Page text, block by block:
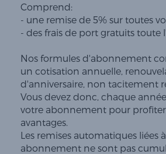
Comprend:
- une remise de 5% sur toutes
- des frais de port gratuits toute
Nos formules d'abonnement
un cotisation annuelle,
d'anniversaire, non tacitement
Vous devez donc, chaque
votre abonnement pour profiter
avantages.
Les remises automatiques liées
abonnement ne sont pas